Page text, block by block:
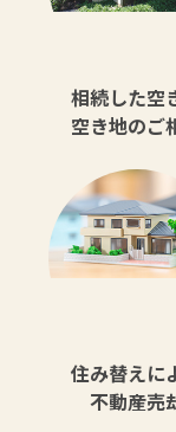
相続した空
空き地のご
住み替えに
不動産売